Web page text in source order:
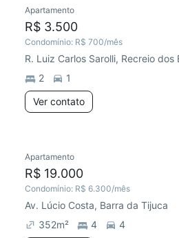
Apartamento
R$ 3.500
Condomínio: R$ 700/mês
R. Luiz Carlos Sarolli, Recreio dos
2
1
Ver contato
Apartamento
R$ 19.000
Condomínio: R$ 6.300/mês
Av. Lúcio Costa, Barra da Tijuca
352m² 4
4